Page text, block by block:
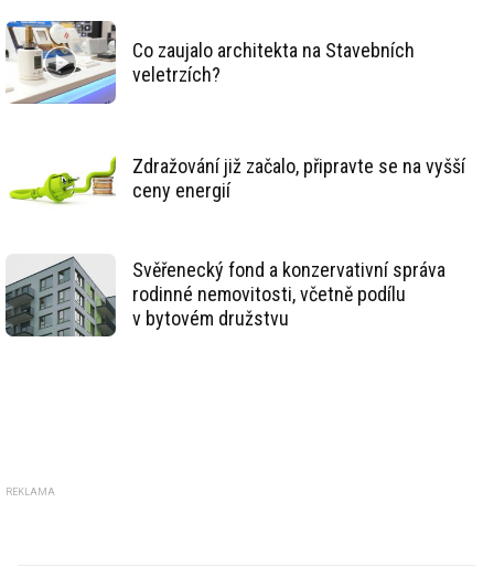
Co zaujalo architekta na Stavebních
veletrzích?
Zdražování již začalo, připravte se na vyšší
ceny energií
Svěřenecký fond a konzervativní správa
rodinné nemovitosti, včetně podílu
v bytovém družstvu
REKLAMA